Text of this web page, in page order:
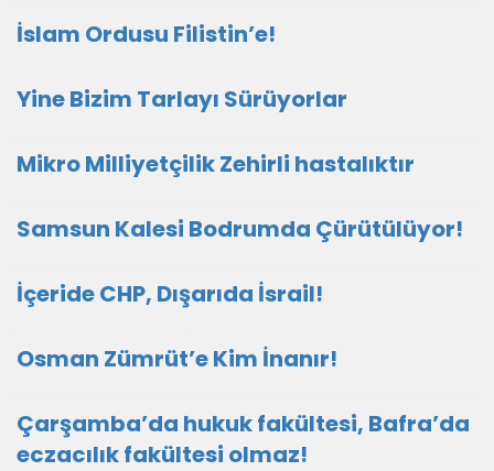
İslam Ordusu Filistin’e!
Yine Bizim Tarlayı Sürüyorlar
Mikro Milliyetçilik Zehirli hastalıktır
Samsun Kalesi Bodrumda Çürütülüyor!
İçeride CHP, Dışarıda İsrail!
Osman Zümrüt’e Kim İnanır!
Çarşamba’da hukuk fakültesi, Bafra’da
eczacılık fakültesi olmaz!